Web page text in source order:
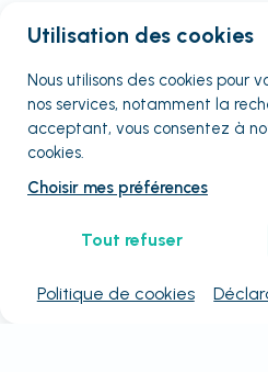
Utilisation des cookies
Nous utilisons des cookies pour
nos services, notamment la
acceptant, vous consentez à
cookies.
Choisir mes préférences
Tout refuser
Politique de cookies